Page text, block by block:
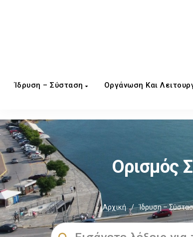
Ίδρυση – Σύσταση Οργάνωση Και
Ορισμός
Αρχική / Ίδρυση –